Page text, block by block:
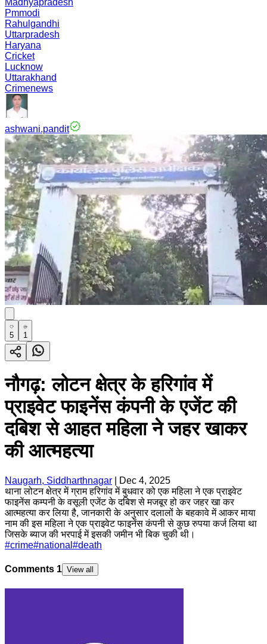
Madhyapradesh
Pmmodi
Rahulgandhi
Uttarpradesh
Haryana
Cricket
Lucknow
Uttarakhand
Crimenews
ashwani.pandit
5 1
नौगढ़: लोटन क्षेत्र के हरिगांव में
प्राइवेट फाइनेंस कंपनी के एजेंट की
दबिश से आहत महिला ने जहर खाकर
की आत्महत्या
Naugarh, Siddharthnagar
Dec 4, 2025
थाना लोटन क्षेत्र में ग्राम हरिगांव में बुधवार को एक महिला ने एक प्राइवेट
फाइनेंस कम्पनी के वसूली एजेंट के दबिश से मजबूर हो कर जहर खा कर
आत्महत्या कर लिया है, जानकारी के अनुसार दलालों के बहकावे में आकर माया
नाम की इस महिला ने एक प्राइवेट फाइनेंस कंपनी से कुछ रुपया कर्ज लिया था
जिसके ब्याज की भरपाई में इसकी जमीन भी बिक चुकी थी।
#crime#national #death
Comments 1 View all